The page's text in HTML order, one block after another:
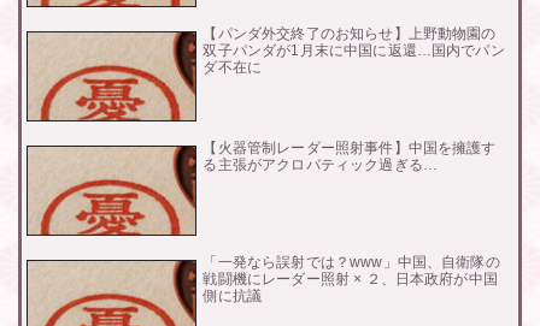
【パンダ外交終了のお知らせ】上野動物園の
双子パンダが1月末に中国に返還…国内でパン
ダ不在に
【火器管制レーダー照射事件】中国を擁護す
る主張がアクロバティック過ぎる…
「一発なら誤射では？www」中国、自衛隊の
戦闘機にレーダー照射 × ２、日本政府が中国
側に抗議